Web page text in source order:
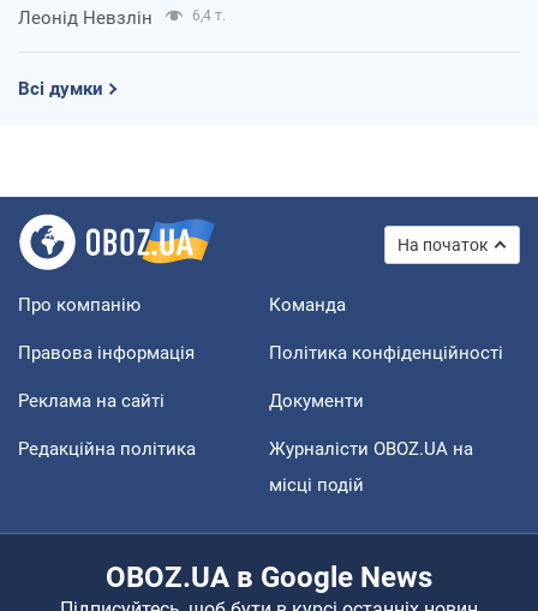
Леонід Невзлін 6,4 т.
Всі думки
На початок
Про компанію Команда
Правова інформація Політика конфіденційності
Реклама на сайті Документи
Редакційна політика
Журналісти OBOZ.UA на
місці подій
OBOZ.UA в Google News